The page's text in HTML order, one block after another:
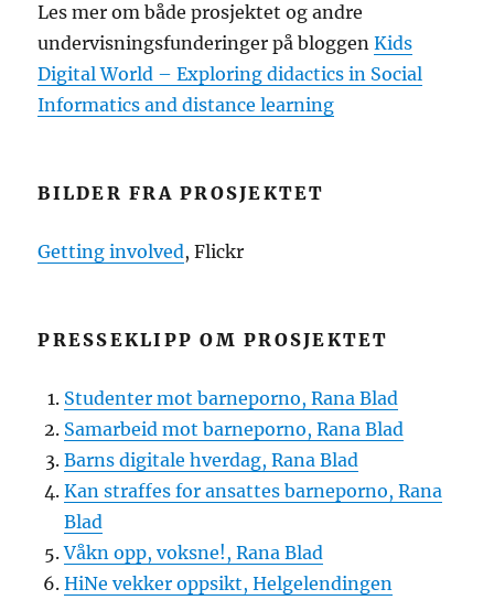
Les mer om både prosjektet og andre
undervisningsfunderinger på bloggenKids
Digital World – Exploring didactics in Social
Informatics and distance learning
BILDER FRA PROSJEKTET
Getting involved, Flickr
PRESSEKLIPP OM PROSJEKTET
Studenter mot barneporno, Rana Blad
Samarbeid mot barneporno, Rana Blad
Barns digitale hverdag, Rana Blad
Kan straffes for ansattes barneporno, Rana
Blad
Våkn opp, voksne!, Rana Blad
HiNe vekker oppsikt, Helgelendingen